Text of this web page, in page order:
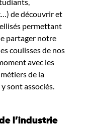
de découvrir et
permettant
partager notre
coulisses de nos
avec les
métiersde la
sont associés.
l’industrie